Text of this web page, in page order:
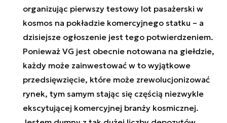
organizując pierwszy testowy lot pasażerski w
kosmos na pokładzie komercyjnego statku – a
dzisiejsze ogłoszenie jest tego potwierdzeniem.
Ponieważ VG jest obecnie notowana na giełdzie,
każdy może zainwestować w to wyjątkowe
przedsięwzięcie, które może zrewolucjonizować
rynek, tym samym stając się częścią niezwykle
ekscytującej komercyjnej branży kosmicznej.